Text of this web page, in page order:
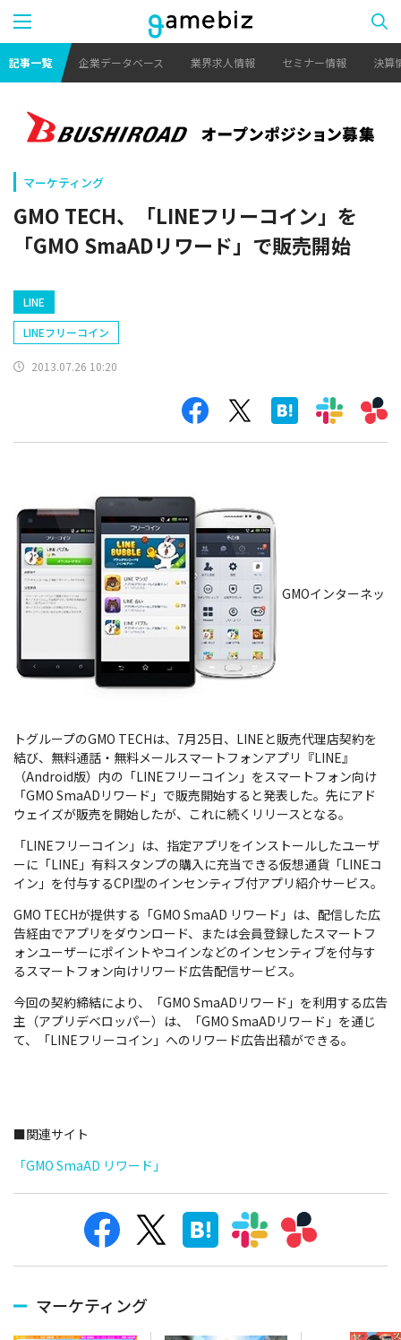
記事一覧 企業データベース 業界求人情報 セミナー情報 決算
マーケティング
GMO TECH、「LINEフリーコイン」を
「GMO SmaADリワード」で販売開始
LINE
LINEフリーコイン
2013.07.26 10:20
GMOインターネッ
トグループのGMO TECHは、7月25日、LINEと販売代理店契約を
結び、無料通話・無料メールスマートフォンアプリ『LINE』
（Android版）内の「LINEフリーコイン」をスマートフォン向け
「GMO SmaADリワード」で販売開始すると発表した。先にアド
ウェイズが販売を開始したが、これに続くリリースとなる。
「LINEフリーコイン」は、指定アプリをインストールしたユーザ
ーに「LINE」有料スタンプの購入に充当できる仮想通貨「LINEコ
イン」を付与するCPI型のインセンティブ付アプリ紹介サービス。
GMO TECHが提供する「GMO SmaAD リワード」は、配信した広
告経由でアプリをダウンロード、または会員登録したスマートフ
ォンユーザーにポイントやコインなどのインセンティブを付与す
るスマートフォン向けリワード広告配信サービス。
今回の契約締結により、「GMO SmaADリワード」を利用する広告
主（アプリデベロッパー）は、「GMO SmaADリワード」を通じ
て、「LINEフリーコイン」へのリワード広告出稿ができる。
■関連サイト
「GMO SmaAD リワード」
マーケティング